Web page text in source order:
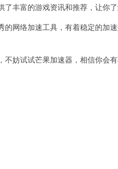
丰富的游戏资讯和推荐，让你了
网络加速工具，有着稳定的加
妨试试芒果加速器，相信你会有